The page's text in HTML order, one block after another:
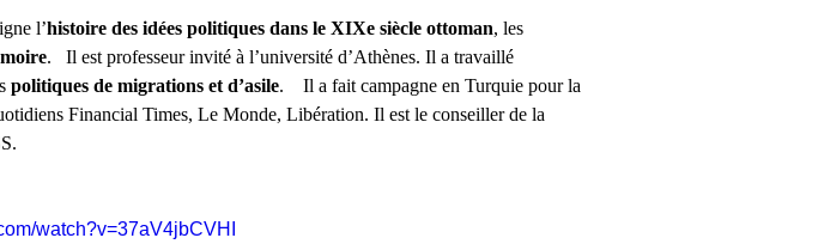
l’histoire des idées politiques dans le XIXe siècle ottoman, les
.   Il est professeur invité à l’université d’Athènes. Il a travaillé
politiques de migrations et d’asile.    Il a fait campagne en Turquie pour la
Financial Times, Le Monde, Libération. Il est le conseiller de la
watch?v=37aV4jbCVHI